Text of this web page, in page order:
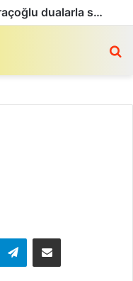
UID Köln Bölge Başkanı Garaçoğlu dualarla son yolculuğuna uğurlandı
Telegram